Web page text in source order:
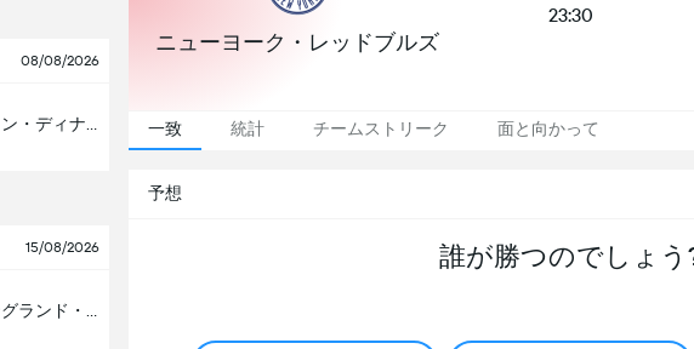
08/08/2026
15/08/2026
ニューヨーク・レッドブルズ
23:30
一致 統計 チームストリーク 面と向かって
予想
誰が勝つのでしょう